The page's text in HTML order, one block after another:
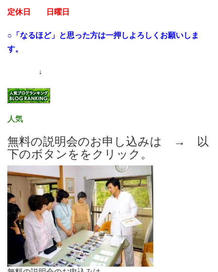
定休日 日曜日
○「なるほど」と思った方は一押しよろしくお願いしま
す。
↓
人気
無料の説明会のお申し込みは → 以
下のボタンををクリック。